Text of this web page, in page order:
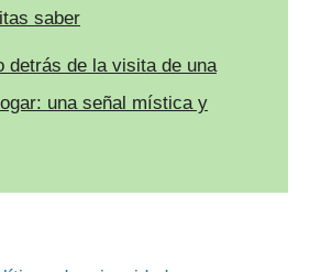
saber
detrás de la visita de una
una señal mística y